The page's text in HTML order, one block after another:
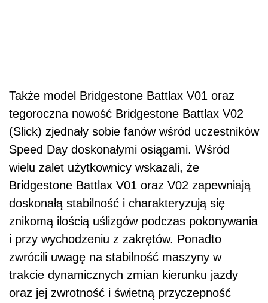
Także model Bridgestone Battlax V01 oraz
tegoroczna nowość Bridgestone Battlax V02
(Slick) zjednały sobie fanów wśród uczestników
Speed Day doskonałymi osiągami. Wśród
wielu zalet użytkownicy wskazali, że
Bridgestone Battlax V01 oraz V02 zapewniają
doskonałą stabilność i charakteryzują się
znikomą ilością uślizgów podczas pokonywania
i przy wychodzeniu z zakrętów. Ponadto
zwrócili uwagę na stabilność maszyny w
trakcie dynamicznych zmian kierunku jazdy
oraz jej zwrotność i świetną przyczepność